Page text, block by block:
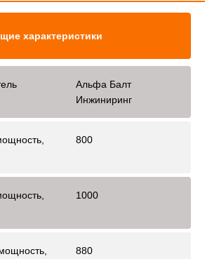
характеристики
Альфа Балт
Инжиниринг
800
1000
880